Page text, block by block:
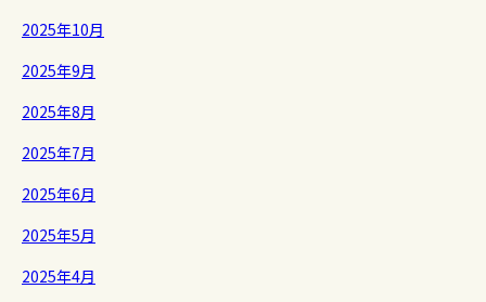
2025年10月
2025年9月
2025年8月
2025年7月
2025年6月
2025年5月
2025年4月